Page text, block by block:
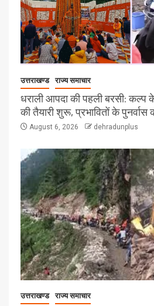
उत्तराखण्ड राज्य समाचार
धराली आपदा की पहली बरसी: कल्प
की तैयारी शुरू, प्रभावितों के पुनर्वास
August 6, 2026 dehradunplus
उत्तराखण्ड राज्य समाचार